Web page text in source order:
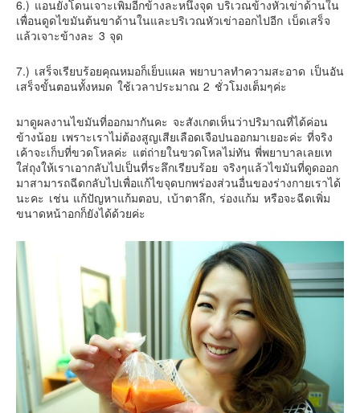
6.) แอนยังโดนเจาะเพิ่มอีกข้างละหนึ่งจุด บริเวณข้างหัวเข่าด้านใน
เพื่อนดูดไขมันต้นขาด้านในและบริเวณหัวเข่าออกไปอีก เบ็ดเสร็จ
แล้วเจาะข้างละ 3 จุด
7.) เสร็จเรียบร้อยคุณหมอก็เย็บแผล พยาบาลทำความสะอาด เป็นอัน
เสร็จขั้นตอนทั้งหมด ใช้เวลาประมาณ 2 ชั่วโมงเต็มๆค่ะ
มาดูผลงานไขมันที่ออกมากันคะ จะสังเกตเห็นว่าปริมาณที่ได้ค่อน
ข้างน้อย เพราะเราไม่ต้องสูญเสียเลือดเจือปนออกมาเยอะค่ะ ที่จริง
เค้าจะเก็บที่ขวดโหลค่ะ แต่ถ่ายในขวดโหลไม่ทัน พี่พยาบาลเลยเท
ใส่ถุงให้เราเอากลับไปเป็นที่ระลึกเรียบร้อย จริงๆแล้วไขมันที่ดูดออก
มาสามารถฉีดกลับไปเพื่อแก้ไขจุดบกพร่องส่วนอื่นของร่างกายเราได้
นะคะ เช่น แก้ปัญหาแก้มตอบ, เบ้าตาลึก, ร่องแก้ม หรือจะฉีดเพิ่ม
ขนาดหน้าอกก็ยังได้ด้วยค่ะ